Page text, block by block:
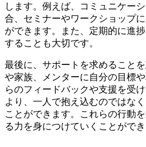
します。例えば、コミュニケー
合、セミナーやワークショップ
ができます。また、定期的に進
することも大切です。
最後に、サポートを求めること
や家族、メンターに自分の目標
らのフィードバックや支援を受
より、一人で抱え込むのではな
ことができます。これらの行動
る力を身につけていくことができ